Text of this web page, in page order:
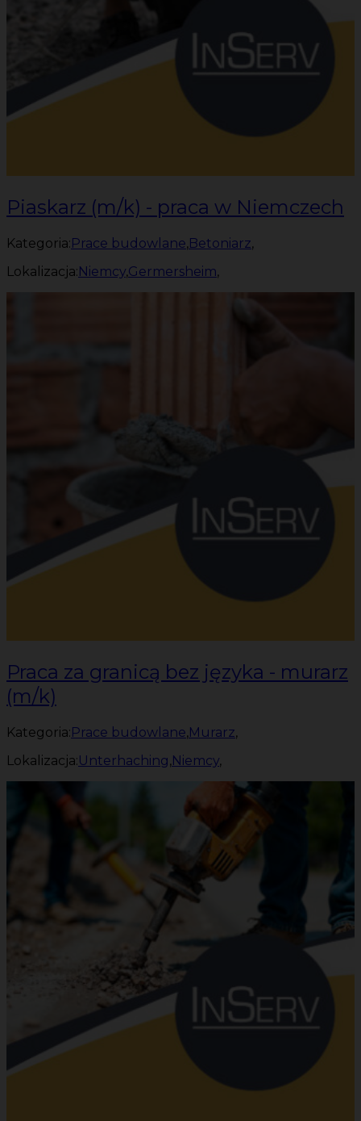
Piaskarz (m/k) - praca w Niemczech
Kategoria: Prace budowlane,Betoniarz,
Lokalizacja: Niemcy,Germersheim,
Praca za granicą bez języka - murarz
(m/k)
Kategoria:Prace budowlane,Murarz,
Lokalizacja:Unterhaching,Niemcy,